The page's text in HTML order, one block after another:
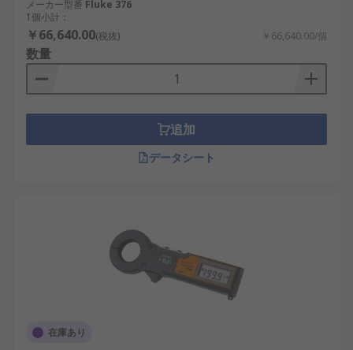
メーカー型番 Fluke 376
1個小計：
￥66,640.00(税抜) ￥66,640.00/個
数量
追加
データシート
在庫あり